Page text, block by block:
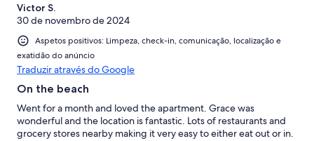
Victor S.
30 de novembro de 2024
Aspetos positivos: Limpeza, check-in, comunicação, localização e
exatidão do anúncio
Traduzir através do Google
On the beach
Went for a month and loved the apartment. Grace was
wonderful and the location is fantastic. Lots of restaurants and
grocery stores nearby making it very easy to either eat out or in.